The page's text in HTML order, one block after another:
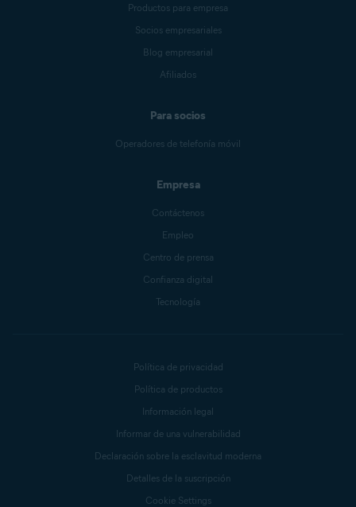
Productos para empresa
Socios empresariales
Blog empresarial
Afiliados
Para socios
Operadores de telefonía móvil
Empresa
Contáctenos
Empleo
Centro de prensa
Confianza digital
Tecnología
Política de privacidad
Política de productos
Información legal
Informar de una vulnerabilidad
Declaración sobre la esclavitud moderna
Detalles de la suscripción
Cookie Settings